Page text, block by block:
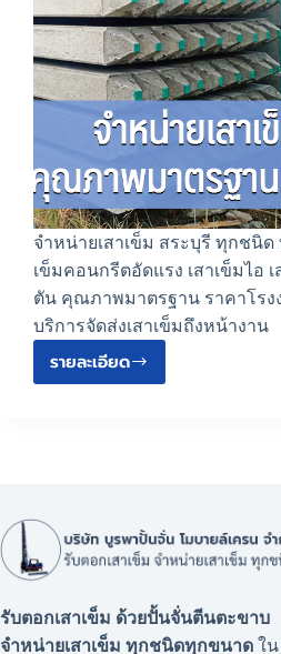
จำหน่ายเสาเข็ม สระบุรี ทุกชนิด
เข็มคอนกรีตอัดแรง เสาเข็มไอ เ
ตัน คุณภาพมาตรฐาน ราคาโรง
บริการจัดส่งเสาเข็มถึงหน้างาน
รายละเอียด
รับตอกเสาเข็ม ด้วยปั้นจั่นตีนตะขาบ
จำหน่ายเสาเข็ม ทุกชนิดทุกขนาด ใน